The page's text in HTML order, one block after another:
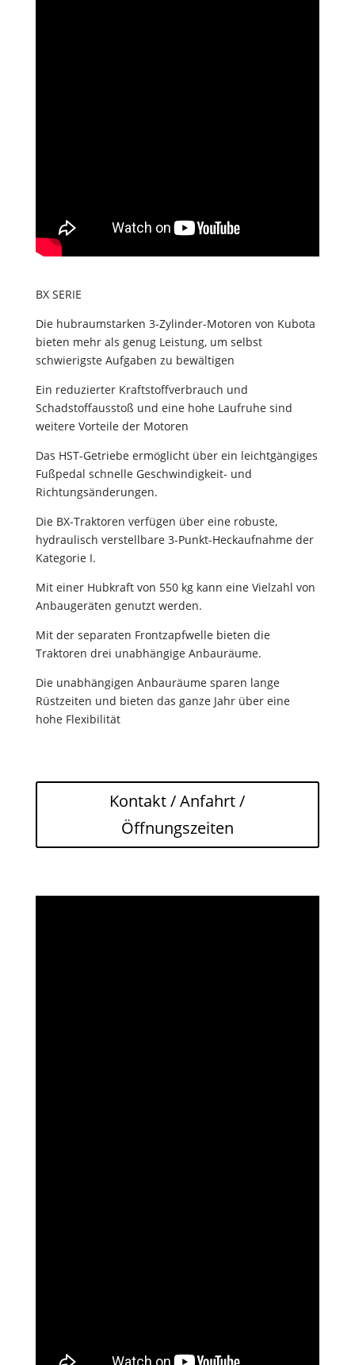
BX SERIE
Die hubraumstarken 3-Zylinder-Motoren von Kubota
bieten mehr als genug Leistung, um selbst
schwierigste Aufgaben zu bewältigen
Ein reduzierter Kraftstoffverbrauch und
Schadstoffausstoß und eine hohe Laufruhe sind
weitere Vorteile der Motoren
Das HST-Getriebe ermöglicht über ein leichtgängiges
Fußpedal schnelle Geschwindigkeit- und
Richtungsänderungen.
Die BX-Traktoren verfügen über eine robuste,
hydraulisch verstellbare 3-Punkt-Heckaufnahme der
Kategorie I.
Mit einer Hubkraft von 550 kg kann eine Vielzahl von
Anbaugeräten genutzt werden.
Mit der separaten Frontzapfwelle bieten die
Traktoren drei unabhängige Anbauräume.
Die unabhängigen Anbauräume sparen lange
Rüstzeiten und bieten das ganze Jahr über eine
hohe Flexibilität
Kontakt / Anfahrt /
Öffnungszeiten